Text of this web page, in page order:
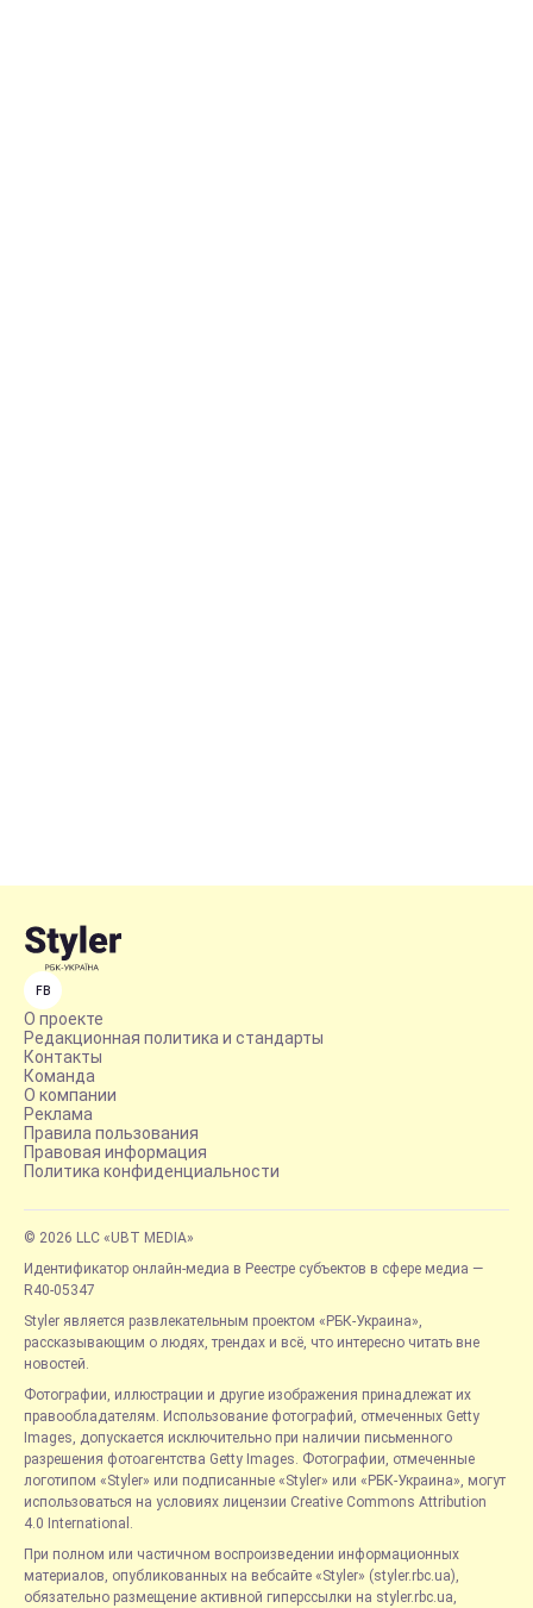
FB
О проекте
Редакционная политика и стандарты
Контакты
Команда
О компании
Реклама
Правила пользования
Правовая информация
Политика конфиденциальности
© 2026 LLC «UBT MEDIA»
Идентификатор онлайн-медиа в Реестре субъектов в сфере медиа —
R40-05347
Styler является развлекательным проектом «РБК-Украина»,
рассказывающим о людях, трендах и всё, что интересно читать вне
новостей.
Фотографии, иллюстрации и другие изображения принадлежат их
правообладателям. Использование фотографий, отмеченных Getty
Images, допускается исключительно при наличии письменного
разрешения фотоагентства Getty Images. Фотографии, отмеченные
логотипом «Styler» или подписанные «Styler» или «РБК-Украина», могут
использоваться на условиях лицензии Creative Commons Attribution
4.0 International.
При полном или частичном воспроизведении информационных
материалов, опубликованных на вебсайте «Styler» (styler.rbc.ua),
обязательно размещение активной гиперссылки на styler.rbc.ua,